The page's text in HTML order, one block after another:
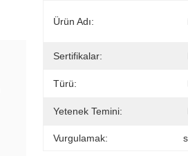
Ürün Adı:
Sertifikalar:
Türü:
Yetenek Temini:
Vurgulamak: